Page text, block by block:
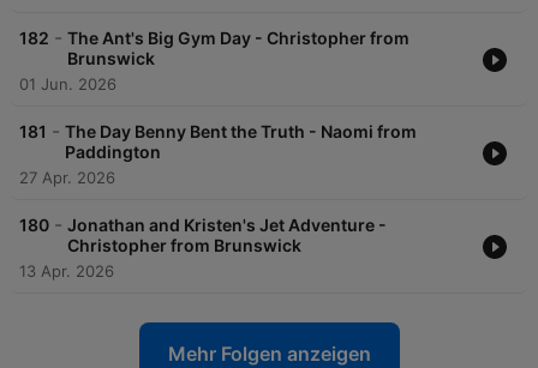
182 - The Ant's Big Gym Day - Christopher from
Brunswick
01 Jun. 2026
181 - The Day Benny Bent the Truth - Naomi from
Paddington
27 Apr. 2026
180 - Jonathan and Kristen's Jet Adventure -
Christopher from Brunswick
13 Apr. 2026
Mehr Folgen anzeigen